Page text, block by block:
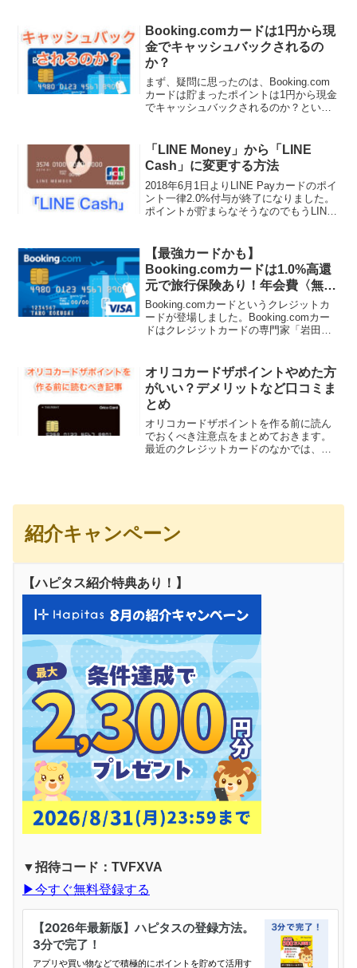
手順を解説したいと思います。インター
ネットから引き落とし...
Booking.comカードは1円から現
金でキャッシュバックされるの
か？
まず、疑問に思ったのは、Booking.com
カードは貯まったポイントは1円から現金
でキャッシュバックされるのか？という
キャッシュバックされることもありま
す...
「LINE Money」から「LINE
Cash」に変更する方法
2018年6月1日よりLINE Payカードのポイ
ント一律2.0%付与が終了になりました。
ポイントが貯まらなそうなのでもうLINE
ウントタイプを「LINE Mone...
【最強カードかも】
Booking.comカードは1.0%高還
元で旅行保険あり！年会費〈無
料〉！
Booking.comカードというクレジットカ
ードが登場しました。Booking.comカー
ドはクレジットカードの専門家「岩田昭
Booking.comカードとは？Booking....
オリコカードザポイントやめた方
がいい？デメリットなど口コミま
とめ
オリコカードザポイントを作る前に読ん
でおくべき注意点をまとめておきます。
最近のクレジットカードのなかでは、オ
紹介キャンペーン
【ハピタス紹介特典あり！】
▼招待コード：TVFXVA
▶︎今すぐ無料登録する